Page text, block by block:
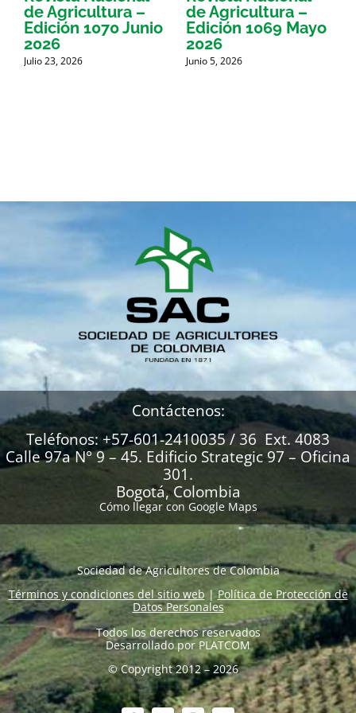
de Agricultura –
Edición 1070 Junio
2026
Julio 23, 2026
de Agricultura –
Edición 1069 Mayo
2026
Junio 5, 2026
Contáctenos:
Teléfonos: +57-601-2410035 / 36 Ext. 4083
Calle 97a N° 9 – 45. Edificio Strategic 97 – Oficina
301.
Bogotá, Colombia
Cómo llegar con Google Maps
Sociedad de Agricultores de Colombia
Términos y condiciones del sitio web|Política de Protección de
Datos Personales
Todos los derechos reservados
Desarrollado por PLATCOM
© Copyright 2012 – 2026